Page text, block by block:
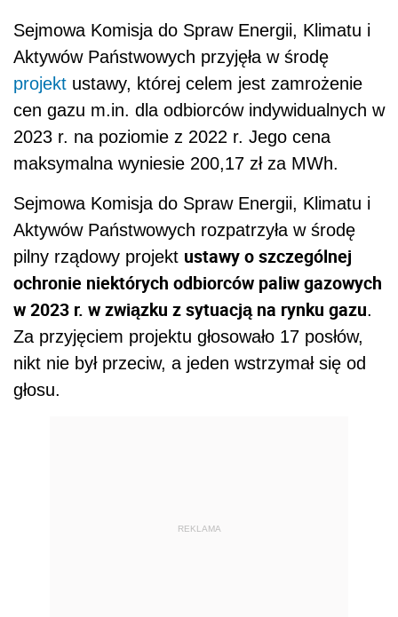
Sejmowa Komisja do Spraw Energii, Klimatu i
Aktywów Państwowych przyjęła w środę
projekt ustawy, której celem jest zamrożenie
cen gazu m.in. dla odbiorców indywidualnych w
2023 r. na poziomie z 2022 r. Jego cena
maksymalna wyniesie 200,17 zł za MWh.
Sejmowa Komisja do Spraw Energii, Klimatu i
Aktywów Państwowych rozpatrzyła w środę
pilny rządowy projekt ustawy o szczególnej
ochronie niektórych odbiorców paliw gazowych
w 2023 r. w związku z sytuacją na rynku gazu.
Za przyjęciem projektu głosowało 17 posłów,
nikt nie był przeciw, a jeden wstrzymał się od
głosu.
REKLAMA